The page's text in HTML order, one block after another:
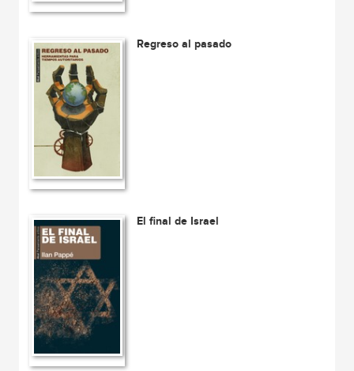
Regreso al pasado
El final de Israel